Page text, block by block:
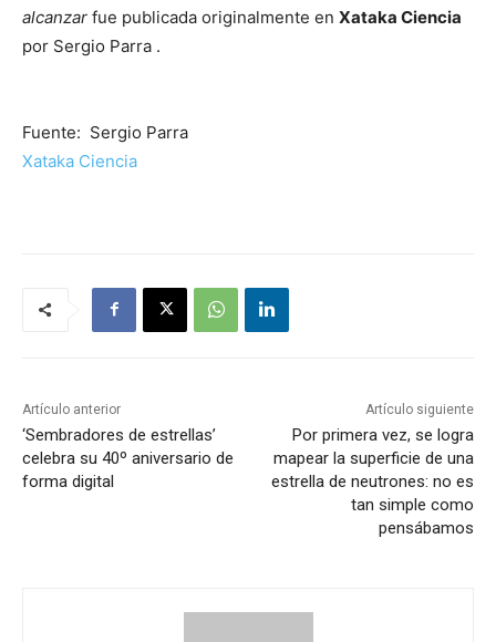
alcanzar fue publicada originalmente en Xataka Ciencia
por Sergio Parra .
Fuente: Sergio Parra
Xataka Ciencia
Artículo anterior
‘Sembradores de estrellas’
celebra su 40º aniversario de
forma digital
Artículo siguiente
Por primera vez, se logra
mapear la superficie de una
estrella de neutrones: no es
tan simple como
pensábamos